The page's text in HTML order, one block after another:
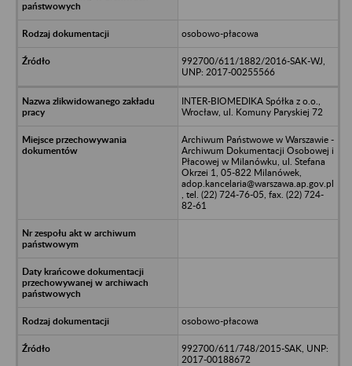
osobowo-płacowa
992700/611/1882/2016-SAK-WJ,
UNP: 2017-00255566
INTER-BIOMEDIKA Spółka z o.o.,
Wrocław, ul. Komuny Paryskiej 72
Archiwum Państwowe w Warszawie -
Archiwum Dokumentacji Osobowej i
Płacowej w Milanówku, ul. Stefana
Okrzei 1, 05-822 Milanówek,
adop.kancelaria@warszawa.ap.gov.pl
, tel. (22) 724-76-05, fax. (22) 724-
82-61
osobowo-płacowa
992700/611/748/2015-SAK, UNP:
2017-00188672